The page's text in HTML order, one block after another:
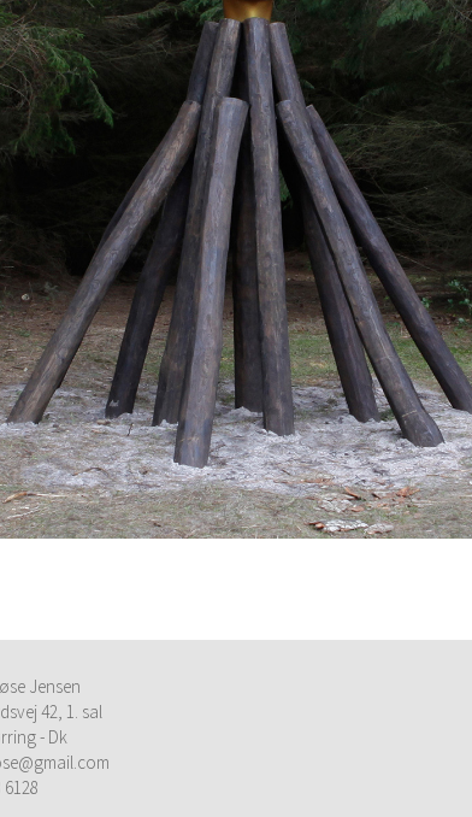
Jensen
42, 1. sal
- Dk
6128